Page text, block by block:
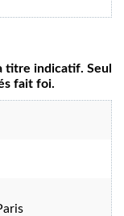
titre indicatif. Seul
fait foi.